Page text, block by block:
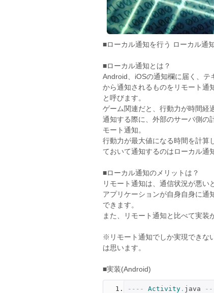
■ローカル通知を行う ローカル通
■ローカル通知とは？
Android、iOSの通知欄に届く、
から通知されるものをリモート通
と呼びます。
ゲーム関連だと、行動力が時間経
通知する際に、外部のサーバ側の
モート通知。
行動力が最大値になる時間を計算
ておいて通知するのはローカル通
■ローカル通知のメリットは？
リモート通知は、通信状況が悪
アプリケーションが自身自身に通
できます。
また、リモート通知と比べて実装
※リモート通知でしか実現できな
は思います。
■実装(Android)
---- Activity . java